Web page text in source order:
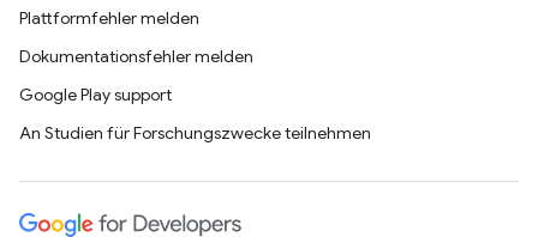
Plattformfehler melden
Dokumentationsfehler melden
Google Play support
An Studien für Forschungszwecke teilnehmen